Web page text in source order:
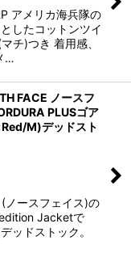
アメリカ海兵隊の
したコットンツイ
チ)つき 着用感、
…
FACE ノースフ
PLUSゴア
M)デッドスト
ノースフェイス)の
Jacketで
ッドストック。